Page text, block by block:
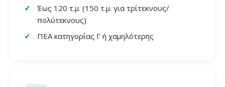
Έως 120 τ.μ. (150 τ.μ. για τρίτεκνους/
πολύτεκνους)
ΠΕΑ κατηγορίας Γ ή χαμηλότερης